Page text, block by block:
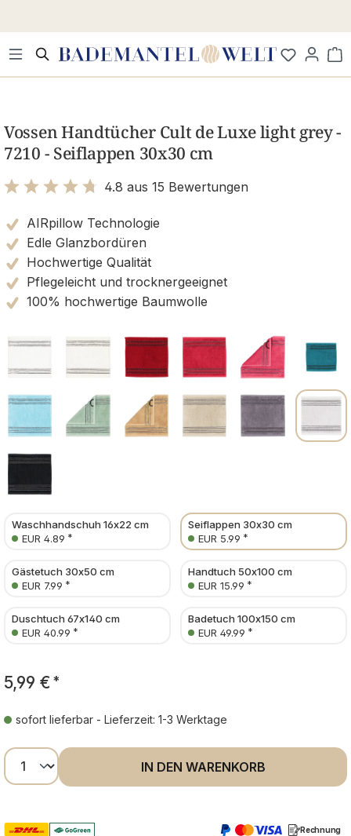
Vossen Handtücher Cult de Luxe light grey -
7210 - Seiflappen 30x30 cm
4.8 aus 15 Bewertungen
AIRpillow Technologie
Edle Glanzbordüren
Hochwertige Qualität
Pflegeleicht und trocknergeeignet
100% hochwertige Baumwolle
Waschhandschuh 16x22 cm
EUR 4.89 *
Seiflappen 30x30 cm
EUR 5.99 *
Gästetuch 30x50 cm
EUR 7.99 *
Handtuch 50x100 cm
EUR 15.99 *
Duschtuch 67x140 cm
EUR 40.99 *
Badetuch 100x150 cm
EUR 49.99 *
5,99 € *
sofort lieferbar - Lieferzeit: 1-3 Werktage
Produkt Anzahl: Gib den gewünschten
IN DEN WARENKORB
Rechnung